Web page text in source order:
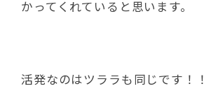
かってくれていると思います。
活発なのはツララも同じです！！